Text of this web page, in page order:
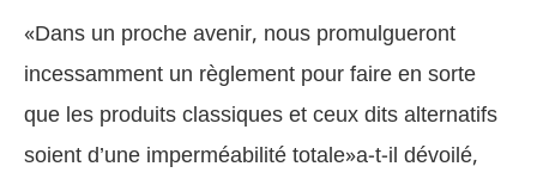
«Dans un proche avenir, nous promulgueront
incessamment un règlement pour faire en sorte
que les produits classiques et ceux dits alternatifs
soient d’une imperméabilité totale»a-t-il dévoilé,